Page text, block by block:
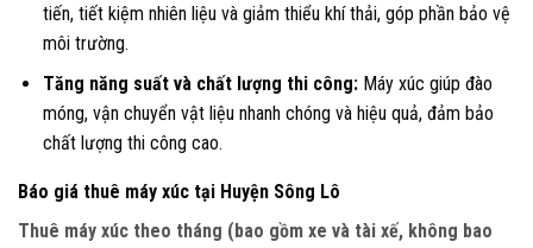
tiến, tiết kiệm nhiên liệu và giảm thiểu khí thải, góp phần bảo vệ
môi trường.
Tăng năng suất và chất lượng thi công:Máy xúc giúp đào
móng, vận chuyển vật liệu nhanh chóng và hiệu quả, đảm bảo
chất lượng thi công cao.
Báo giá thuê máy xúc tại Huyện Sông Lô
Thuê máy xúc theo tháng (bao gồm xe và tài xế, không bao